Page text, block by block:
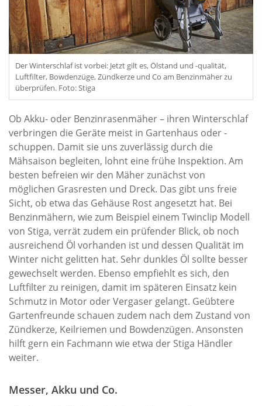
Der Winterschlaf ist vorbei: Jetzt gilt es, Ölstand und -qualität,
Luftfilter, Bowdenzüge, Zündkerze und Co am Benzinmäher zu
überprüfen. Foto: Stiga
Ob Akku- oder Benzinrasenmäher – ihren Winterschlaf
verbringen die Geräte meist in Gartenhaus oder -
schuppen. Damit sie uns zuverlässig durch die
Mähsaison begleiten, lohnt eine frühe Inspektion. Am
besten befreien wir den Mäher zunächst von
möglichen Grasresten und Dreck. Das gibt uns freie
Sicht, ob etwa das Gehäuse Rost angesetzt hat. Bei
Benzinmähern, wie zum Beispiel einem Twinclip Modell
von Stiga, verrät zudem ein prüfender Blick, ob noch
ausreichend Öl vorhanden ist und dessen Qualität im
Winter nicht gelitten hat. Sehr dunkles Öl sollte besser
gewechselt werden. Ebenso empfiehlt es sich, den
Luftfilter zu reinigen, damit im späteren Einsatz kein
Schmutz in Motor oder Vergaser gelangt. Geübtere
Gartenfreunde schauen zudem nach dem Zustand von
Zündkerze, Keilriemen und Bowdenzügen. Ansonsten
hilft gern ein Fachmann wie etwa der Stiga Händler
weiter.
Messer, Akku und Co.